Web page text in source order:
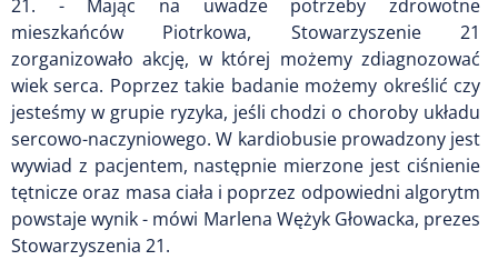
21. - Mając na uwadze potrzeby zdrowotne
mieszkańców Piotrkowa, Stowarzyszenie 21
zorganizowało akcję, w której możemy zdiagnozować
wiek serca. Poprzez takie badanie możemy określić czy
jesteśmy w grupie ryzyka, jeśli chodzi o choroby układu
sercowo-naczyniowego. W kardiobusie prowadzony jest
wywiad z pacjentem, następnie mierzone jest ciśnienie
tętnicze oraz masa ciała i poprzez odpowiedni algorytm
powstaje wynik - mówi Marlena Wężyk Głowacka, prezes
Stowarzyszenia 21.